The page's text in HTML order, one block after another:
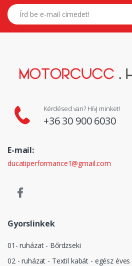
E-mail címed
Kérdésed van? Hívj minket!
+36 30 900 6030
E-mail:
ducatiperformance1@gmail.com
Gyorslinkek
01- ruházat - Bőrdzseki
02 - ruházat - Textil kabát - egész éves